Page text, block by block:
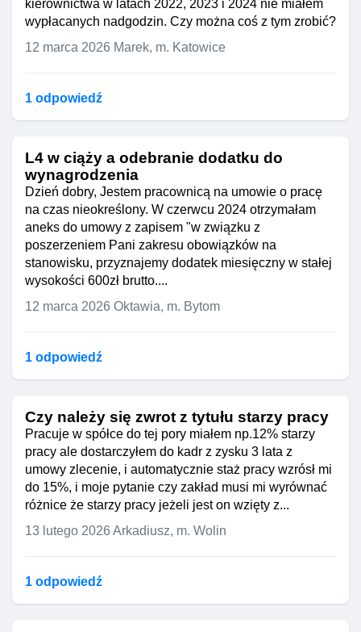
kierownictwa w latach 2022, 2023 i 2024 nie miałem
wypłacanych nadgodzin. Czy można coś z tym zrobić?
12 marca 2026 Marek, m. Katowice
1 odpowiedź
L4 w ciąży a odebranie dodatku do
wynagrodzenia
Dzień dobry, Jestem pracownicą na umowie o pracę
na czas nieokreślony. W czerwcu 2024 otrzymałam
aneks do umowy z zapisem "w związku z
poszerzeniem Pani zakresu obowiązków na
stanowisku, przyznajemy dodatek miesięczny w stałej
wysokości 600zł brutto....
12 marca 2026 Oktawia, m. Bytom
1 odpowiedź
Czy należy się zwrot z tytułu starzy pracy
Pracuje w spółce do tej pory miałem np.12% starzy
pracy ale dostarczyłem do kadr z zysku 3 lata z
umowy zlecenie, i automatycznie staż pracy wzrósł mi
do 15%, i moje pytanie czy zakład musi mi wyrównać
różnice że starzy pracy jeżeli jest on wzięty z...
13 lutego 2026 Arkadiusz, m. Wolin
1 odpowiedź